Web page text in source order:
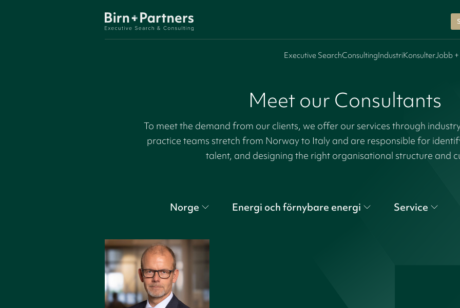
Executive SearchConsultingIndustriKonsulterJobb
Meet our Consultants
To meet the demand from our clients, we offer our services through
practice teams stretch from Norway to Italy and are responsible for
talent, and designing the right organisational structure and
Norge Energi och förnybare energi Service